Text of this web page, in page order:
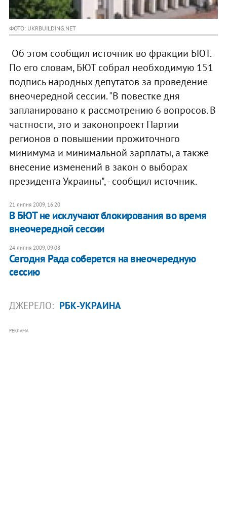
ФОТО: UKRBUILDING.NET
Об этом сообщил источник во фракции БЮТ.
По его словам, БЮТ собрал необходимую 151
подпись народных депутатов за проведение
внеочередной сессии. "В повестке дня
запланировано к рассмотрению 6 вопросов. В
частности, это и законопроект Партии
регионов о повышении прожиточного
минимума и минимальной зарплаты, а также
внесение изменений в закон о выборах
президента Украины", - сообщил источник.
21 липня 2009, 16:20
В БЮТ не исклучают блокирования во время
внеочередной сессии
24 липня 2009, 09:08
Сегодня Рада соберется на внеочередную
сессию
ДЖЕРЕЛО: РБК-УКРАИНА
РЕКЛАМА